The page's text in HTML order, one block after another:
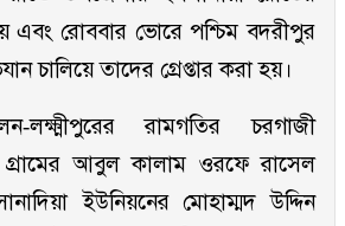
এবং রোববার ভোরে পশ্চিম বদরীপুর
চালিয়ে তাদের গ্রেপ্তার করা হয়।
লক্ষ্মীপুরের রামগতির চরগাজী
আবুল কালাম ওরফে রাসেল
ইউনিয়নের মোহাম্মদ উদ্দিন